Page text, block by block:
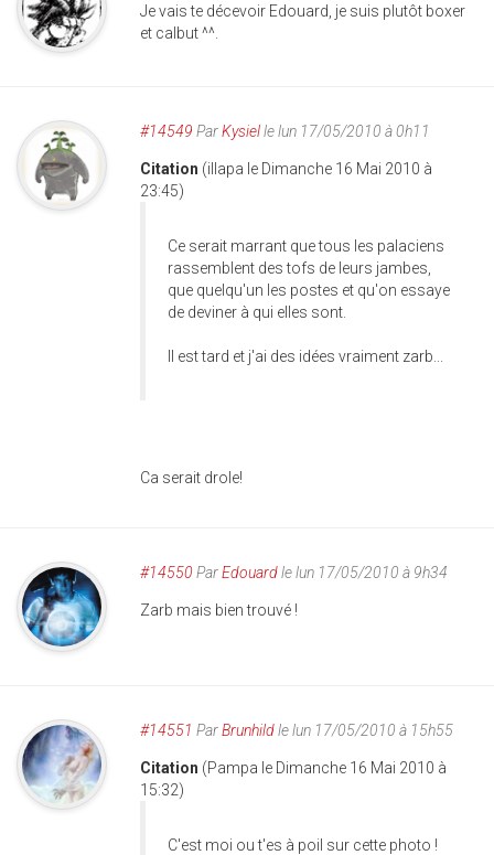
Je vais te décevoir Edouard, je suis plutôt boxer
et calbut ^^.
#14549 ParKysielle lun 17/05/2010 à 0h11
Citation (illapa le Dimanche 16 Mai 2010 à
23:45)
Ce serait marrant que tous les palaciens
rassemblent des tofs de leurs jambes,
que quelqu'un les postes et qu'on essaye
de deviner à qui elles sont.
Il est tard et j'ai des idées vraiment zarb...
Ca serait drole!
#14550 ParEdouardle lun 17/05/2010 à 9h34
Zarb mais bien trouvé !
#14551 ParBrunhildle lun 17/05/2010 à 15h55
Citation (Pampa le Dimanche 16 Mai 2010 à
15:32)
C'est moi ou t'es à poil sur cette photo !